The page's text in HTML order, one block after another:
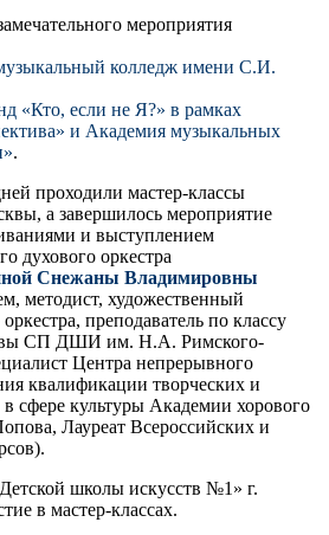
мероприятия
колледж имени С.И.
«Кто, если не Я?» в рамках
и Академия музыкальных
.
проходили мастер-классы
а завершилось мероприятие
и выступлением
духового оркестра
Снежаны Владимировны
методист, художественный
преподаватель по классу
СП ДШИ им. Н.А. Римского-
Центра непрерывного
квалификации творческих и
сфере культуры Академии хорового
Лауреат Всероссийских и
школы искусств №1» г.
в мастер-классах.